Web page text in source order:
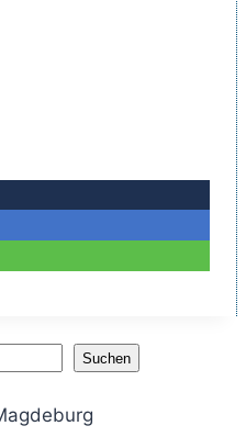
Suchen